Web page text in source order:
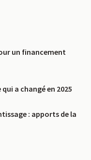
un financement
a changé en 2025
: apports de la